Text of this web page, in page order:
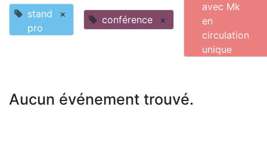
stand
pro
× conférence ×
avec Mk
en
circulation
unique
Aucun événement trouvé.